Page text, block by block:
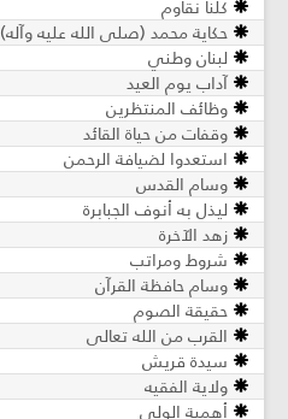
كلنا نقاوم
حكاية محمد (صلى الله عليه وآله)
لبنان وطني
آداب يوم العيد
وظائف المنتظرين
وقفات من حياة القائد
استعدوا لضيافة الرحمن
وسام القدس
ليذل به أنوف الجبابرة
زهد الآخرة
شروط ومراتب
وسام حافظة القرآن
حقيقة الصوم
القرب من الله تعالى
سيدة قريش
ولاية الفقيه
أهمية الولي